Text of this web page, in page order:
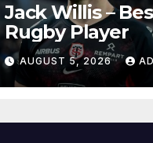
Jack Willis –
Rugby Player
AUGUST 5, 2026